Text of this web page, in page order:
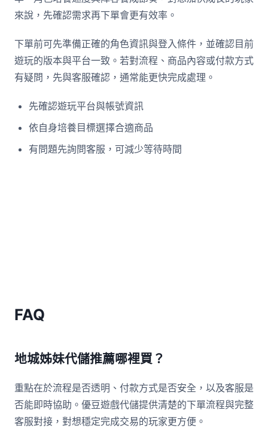
來說，先確認需求再下單會更有效率。
下單前可先準備正確的角色資訊與登入條件，並確認目前
遊玩的版本與平台一致。若對流程、商品內容或付款方式
有疑問，先與客服確認，通常能更快完成處理。
先確認遊玩平台與帳號資訊
依自身培養目標選擇合適商品
有問題先詢問客服，可減少等待時間
FAQ
地城姊妹代儲推薦哪裡買？
重點在於流程是否透明、付款方式是否安全，以及客服是
否能即時協助。優豆遊戲代儲提供清楚的下單流程與完整
客服對接，對想穩定完成交易的玩家更方便。